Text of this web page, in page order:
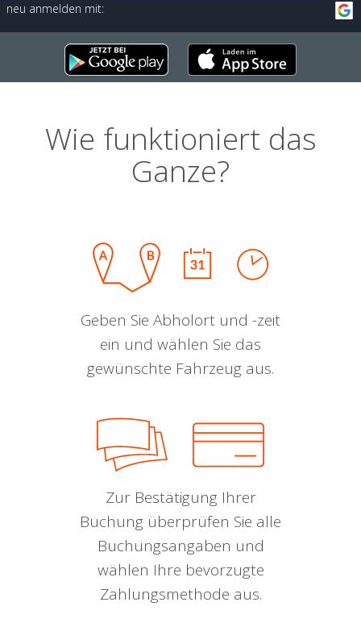
neu anmelden mit:
Wie funktioniert das
Ganze?
Geben Sie Abholort und -zeit
ein und wählen Sie das
gewünschte Fahrzeug aus.
Zur Bestätigung Ihrer
Buchung überprüfen Sie alle
Buchungsangaben und
wählen Ihre bevorzugte
Zahlungsmethode aus.